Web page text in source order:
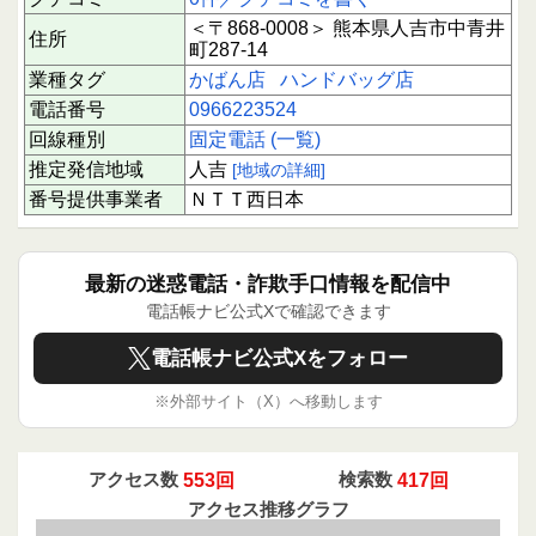
住所
＜〒868-0008＞ 熊本県人吉市中青井
町287-14
業種タグ
かばん店
ハンドバッグ店
電話番号
0966223524
回線種別
固定電話 (一覧)
推定発信地域
人吉 [地域の詳細]
番号提供事業者 ＮＴＴ西日本
最新の迷惑電話・詐欺手口情報を配信中
電話帳ナビ公式Xで確認できます
電話帳ナビ公式Xをフォロー
※外部サイト（X）へ移動します
アクセス数 553回 検索数 417回
アクセス推移グラフ